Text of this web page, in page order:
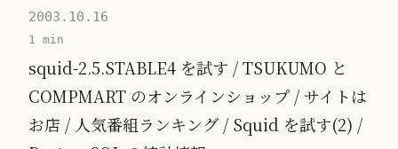
2003.10.16
1 min
squid-2.5.STABLE4 を試す / TSUKUMO と
COMPMART のオンラインショップ / サイトは
お店 / 人気番組ランキング / Squid を試す(2) /